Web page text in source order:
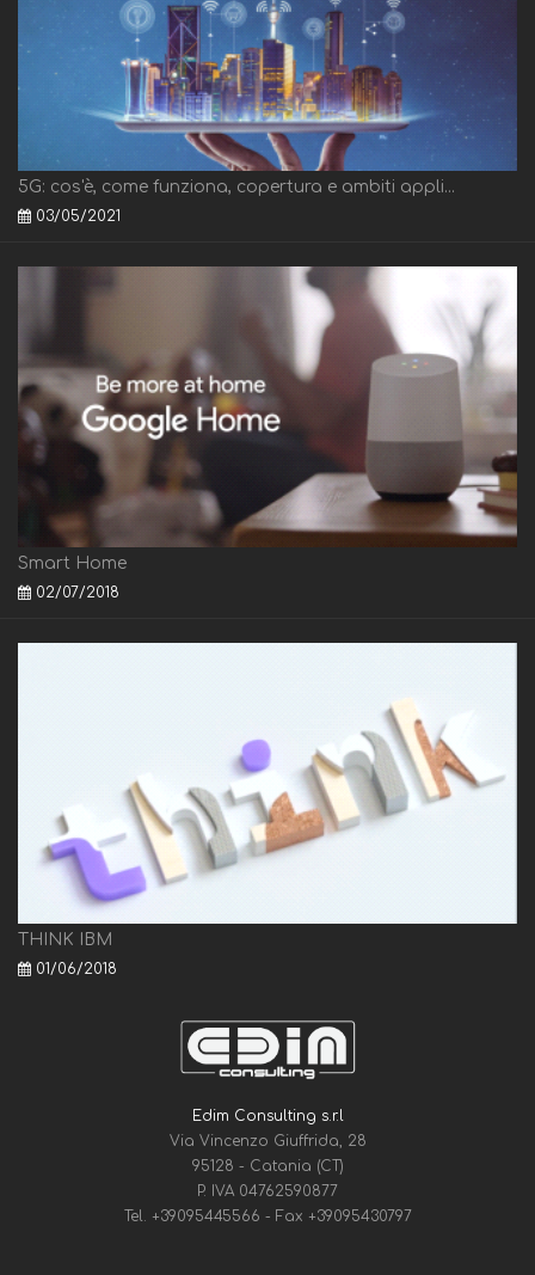
5G: cos'è, come funziona, copertura e ambiti appli...
03/05/2021
Smart Home
02/07/2018
THINK IBM
01/06/2018
Edim Consulting s.r.l
Via Vincenzo Giuffrida, 28
95128 - Catania (CT)
P. IVA 04762590877
Tel. +39095445566 - Fax +39095430797